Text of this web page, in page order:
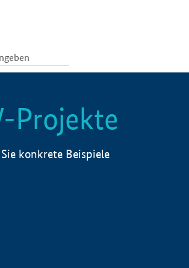
Projekte
konkrete Beispiele